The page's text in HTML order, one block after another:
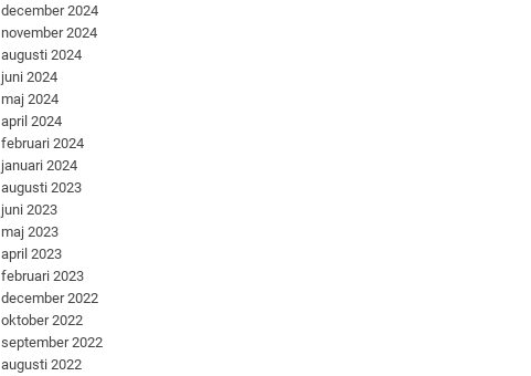
december 2024
november 2024
augusti 2024
juni 2024
maj 2024
april 2024
februari 2024
januari 2024
augusti 2023
juni 2023
maj 2023
april 2023
februari 2023
december 2022
oktober 2022
september 2022
augusti 2022